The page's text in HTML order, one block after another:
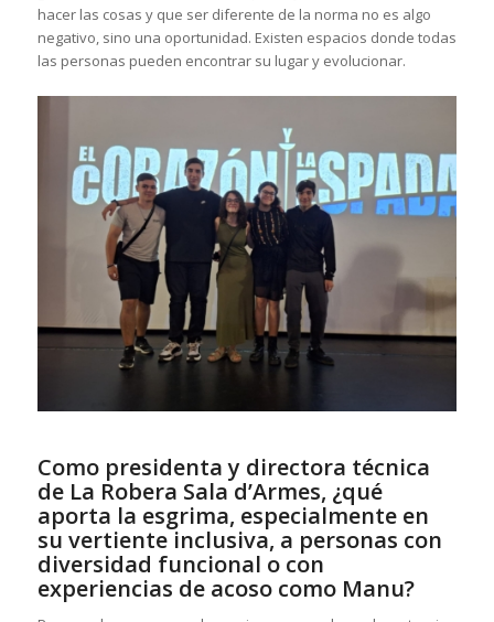
hacer las cosas y que ser diferente de la norma no es algo
negativo, sino una oportunidad. Existen espacios donde todas
las personas pueden encontrar su lugar y evolucionar.
Como presidenta y directora técnica
de La Robera Sala d’Armes, ¿qué
aporta la esgrima, especialmente en
su vertiente inclusiva, a personas con
diversidad funcional o con
experiencias de acoso como Manu?